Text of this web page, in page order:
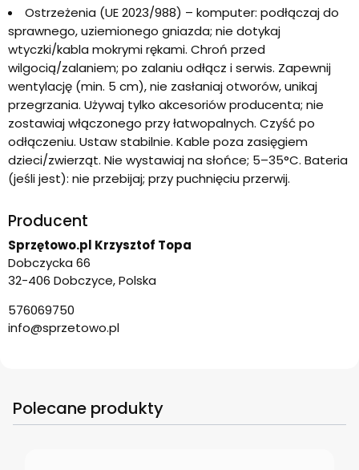
Ostrzeżenia (UE 2023/988) – komputer: podłączaj do
sprawnego, uziemionego gniazda; nie dotykaj
wtyczki/kabla mokrymi rękami. Chroń przed
wilgocią/zalaniem; po zalaniu odłącz i serwis. Zapewnij
wentylację (min. 5 cm), nie zasłaniaj otworów, unikaj
przegrzania. Używaj tylko akcesoriów producenta; nie
zostawiaj włączonego przy łatwopalnych. Czyść po
odłączeniu. Ustaw stabilnie. Kable poza zasięgiem
dzieci/zwierząt. Nie wystawiaj na słońce; 5–35°C. Bateria
(jeśli jest): nie przebijaj; przy puchnięciu przerwij.
Producent
Sprzętowo.pl Krzysztof Topa
Dobczycka 66
32-406 Dobczyce, Polska
576069750
info@sprzetowo.pl
Polecane produkty